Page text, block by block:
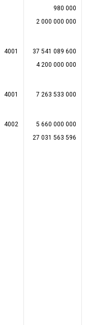
980 000
2 000 000 000
4001
37 541 089 600
4 200 000 000
4001 7 263 533 000
4002
5 660 000 000
27 031 563 596